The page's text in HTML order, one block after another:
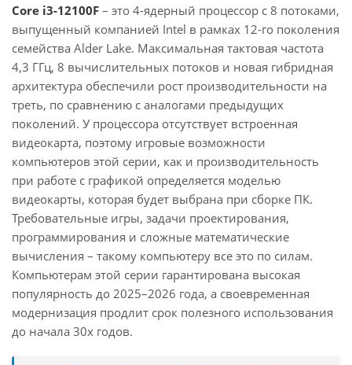
Core i3-12100F – это 4-ядерный процессор с 8 потоками,
выпущенный компанией Intel в рамках 12-го поколения
семейства Alder Lake. Максимальная тактовая частота
4,3 ГГц, 8 вычислительных потоков и новая гибридная
архитектура обеспечили рост производительности на
треть, по сравнению с аналогами предыдущих
поколений. У процессора отсутствует встроенная
видеокарта, поэтому игровые возможности
компьютеров этой серии, как и производительность
при работе с графикой определяется моделью
видеокарты, которая будет выбрана при сборке ПК.
Требовательные игры, задачи проектирования,
программирования и сложные математические
вычисления – такому компьютеру все это по силам.
Компьютерам этой серии гарантирована высокая
популярность до 2025–2026 года, а своевременная
модернизация продлит срок полезного использования
до начала 30х годов.